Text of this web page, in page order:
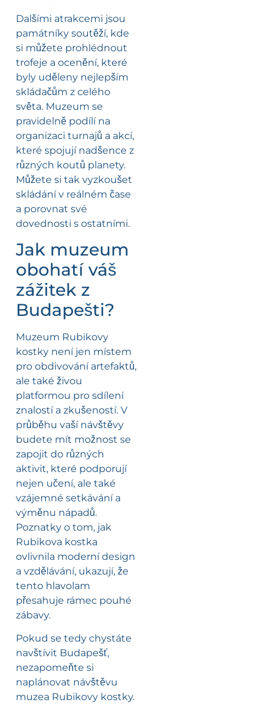
Dalšími atrakcemi jsou
památníky soutěží, kde
si můžete prohlédnout
trofeje a ocenění, které
byly uděleny nejlepším
skládačům z celého
světa. Muzeum se
pravidelně podílí na
organizaci turnajů a akcí,
které spojují nadšence z
různých koutů planety.
Můžete si tak vyzkoušet
skládání v reálném čase
a porovnat své
dovednosti s ostatními.
Jak muzeum
obohatí váš
zážitek z
Budapešti?
Muzeum Rubikovy
kostky není jen místem
pro obdivování artefaktů,
ale také živou
platformou pro sdílení
znalostí a zkušeností. V
průběhu vaší návštěvy
budete mít možnost se
zapojit do různých
aktivit, které podporují
nejen učení, ale také
vzájemné setkávání a
výměnu nápadů.
Poznatky o tom, jak
Rubikova kostka
ovlivnila moderní design
a vzdělávání, ukazují, že
tento hlavolam
přesahuje rámec pouhé
zábavy.
Pokud se tedy chystáte
navštívit Budapešť,
nezapomeňte si
naplánovat návštěvu
muzea Rubikovy kostky.